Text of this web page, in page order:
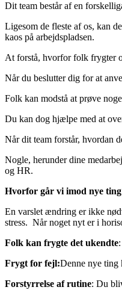
Dit team består af en
Ligesom de fleste af os, kan
kaos på arbejdspladsen.
At forstå, hvorfor folk frygter
Når du beslutter dig for at
Folk kan modstå at prøve
Du kan dog hjælpe med at
Når dit team forstår, hvordan
Nogle, herunder dine
og HR.
Hvorfor går vi imod nye
En varslet ændring er ikke
stress. Når noget nyt er i
Folk kan frygte det ukendte
Frygt for fejl:Denne nye ting
Forstyrrelse af rutine: Du